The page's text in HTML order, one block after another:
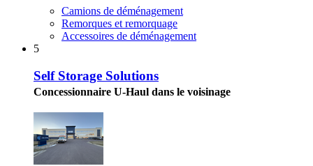
Camions de déménagement
Remorques et remorquage
Accessoires de déménagement
5
Self Storage Solutions
Concessionnaire U-Haul dans le voisinage